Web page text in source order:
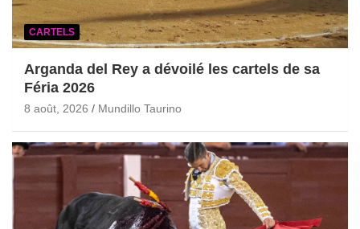
CARTELS
Arganda del Rey a dévoilé les cartels de sa
Féria 2026
8 août, 2026 Mundillo Taurino